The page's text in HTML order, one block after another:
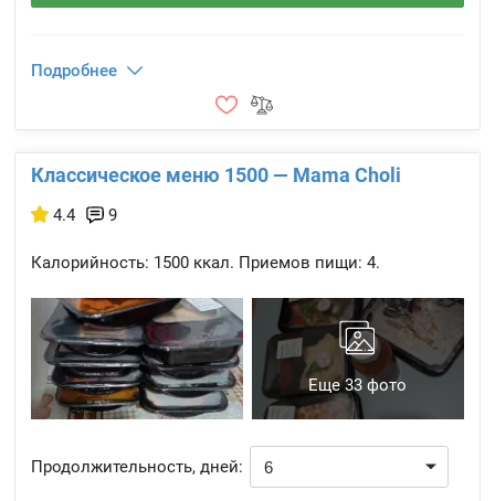
Подробнее
Классическое меню 1500 — Mama Choli
4.4 9
Калорийность: 1500 ккал. Приемов пищи: 4.
Еще 33 фото
Продолжительность, дней: